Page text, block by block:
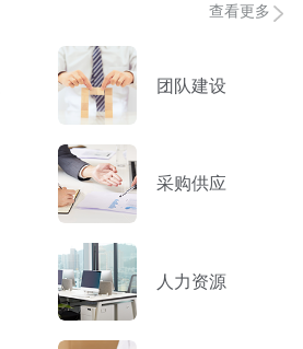
查看更多
团队建设
采购供应
人力资源